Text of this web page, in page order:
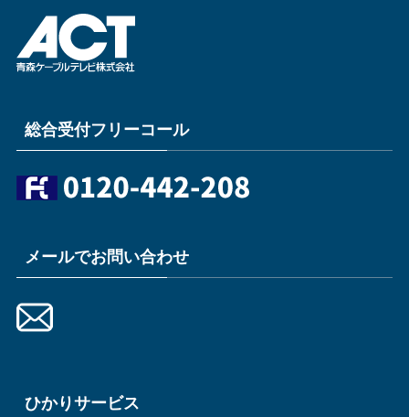
総合受付フリーコール
メールでお問い合わせ
ひかりサービス